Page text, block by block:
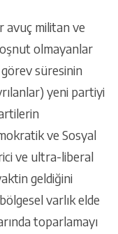
avuç militan ve
olmayanlar
süresinin
yeni partiyi
ve Sosyal
ve ultra-liberal
geldiğini
varlık elde
toparlamayı